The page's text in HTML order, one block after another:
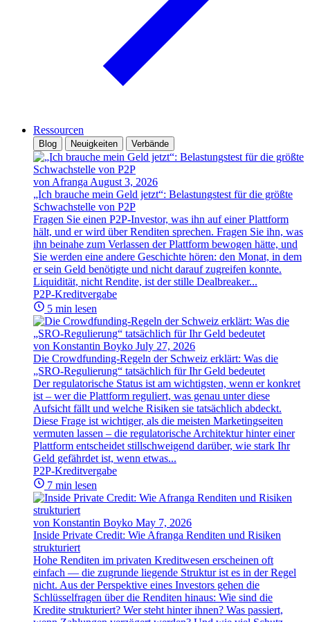
Ressourcen
Blog Neuigkeiten Verbände
von Afranga August 3, 2026
„Ich brauche mein Geld jetzt“: Belastungstest für die größte
Schwachstelle von P2P
Fragen Sie einen P2P-Investor, was ihn auf einer Plattform
hält, und er wird über Renditen sprechen. Fragen Sie ihn, was
ihn beinahe zum Verlassen der Plattform bewogen hätte, und
Sie werden eine andere Geschichte hören: den Monat, in dem
er sein Geld benötigte und nicht darauf zugreifen konnte.
Liquidität, nicht Rendite, ist der stille Dealbreaker...
P2P-Kreditvergabe
5 min lesen
von Konstantin Boyko July 27, 2026
Die Crowdfunding-Regeln der Schweiz erklärt: Was die
„SRO-Regulierung“ tatsächlich für Ihr Geld bedeutet
Der regulatorische Status ist am wichtigsten, wenn er konkret
ist – wer die Plattform reguliert, was genau unter diese
Aufsicht fällt und welche Risiken sie tatsächlich abdeckt.
Diese Frage ist wichtiger, als die meisten Marketingseiten
vermuten lassen – die regulatorische Architektur hinter einer
Plattform entscheidet stillschweigend darüber, wie stark Ihr
Geld gefährdet ist, wenn etwas...
P2P-Kreditvergabe
7 min lesen
von Konstantin Boyko May 7, 2026
Inside Private Credit: Wie Afranga Renditen und Risiken
strukturiert
Hohe Renditen im privaten Kreditwesen erscheinen oft
einfach — die zugrunde liegende Struktur ist es in der Regel
nicht. Aus der Perspektive eines Investors gehen die
Schlüsselfragen über die Renditen hinaus: Wie sind die
Kredite strukturiert? Wer steht hinter ihnen? Was passiert,